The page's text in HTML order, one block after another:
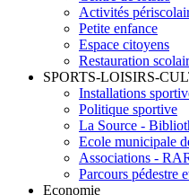
Activités
Petite enfance
Espace citoyens
Restauration
SPORTS-LOISIRS-
Installations
Politique sportive
La Source -
Ecole municipale
Associations -
Parcours pédestre
Economie